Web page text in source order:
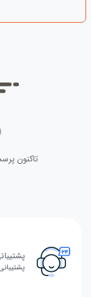
تاکنون
پشتیبانی 24